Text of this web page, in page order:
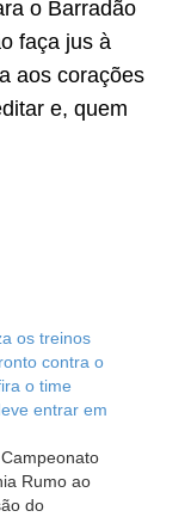
o Barradão
faça jus à
aos corações
e, quem
os treinos
contra o
o time
entrar em
Rumo ao
do